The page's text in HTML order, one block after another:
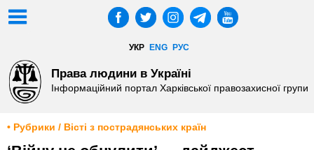
УКР ENG РУС
Права людини в Україні
Інформаційний портал Харківської правозахисної групи
• Рубрики / Вісті з пострадянських країн